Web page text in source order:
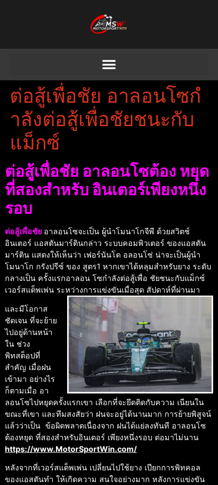
ต่อสู้เพื่อชัย อาลอนโซกํ
าลังต่อสู้เพื่อชัยชนะกับ
แม็กซ์
ต่อสู้เพื่อชัย อาลอนโซต้อง หยุด
ที่สองสําหรับ อินเตอร์เพียงหนึ่ง
รอบ
ต่อสู้เพื่อชัย อาลอนโซจะเป็น ผู้นําโมนาโกจีพี ด้วยสวิตช์
อินเตอร์ แอสตันมาร์ตินกล่าว ระบบคอมพิวเตอร์ ของแอสตัน
มาร์ติน แสดงให้เห็นว่า เฟอร์นันโด อลอนโซ่ น่าจะเป็นผู้นํา
โมนาโก กรังปรีซ์ ของ สูตร1 หากเขาได้หลุมสําหรับยาง ระดับ
กลางเป็น ครั้งแรกอาลอน โซกําลังต่อสู้เพื่อ ชัยชนะกับแม็กซ์
เวอร์สแต็พเพ่น ระหว่างการแข่งขันเมื่อสุด สัปดาห์ที่ผ่านมา
และมีโอกาส
ชัดเจน ที่จะย้าย
ไปอยู่ด้านหน้า
ใน ช่วง
พิทสต็อปที่
สําคัญ เมื่อฝน
เข้ามา อย่างไร
ก็ตามเมื่อ อา
ลอนโซไปหยุดครั้งแรกเขา เลือกที่จะยึดติดกับความ เนียนใน
ขณะที่เขา และทีมสงสัยว่า ฝนจะอยู่ได้นานมาก การย้ายพิสูจน์
แล้วว่าเป็น ข้อผิดพลาดเนื่องจาก ฝนได้แย่ลงทันที อาลอนโซ
ต้องหยุด ที่สองสําหรับอินเตอร์ เพียงหนึ่งรอบ ต่อมาไม่นาน
https://www.MotorSportWin.com/
หลังจากที่เวอร์สแต็พเพ่น เปลี่ยนไปใช้ยาง เปียกการพิทคอล
ของแอสตันทํา ให้เกิดความ สนใจอย่างมาก หลังการแข่งขัน